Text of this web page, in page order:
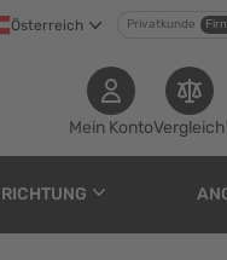
Österreich Privatkunde
Mein KontoVergleich